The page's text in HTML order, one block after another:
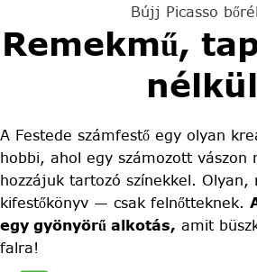
Bújj Picasso
Remekmű,
nélkül
A Festede számfestő egy olyan
hobbi, ahol egy számozott vászon
hozzájuk tartozó színekkel. Olyan,
kifestőkönyv — csak felnőtteknek.
egy gyönyörű alkotás, amit
falra!